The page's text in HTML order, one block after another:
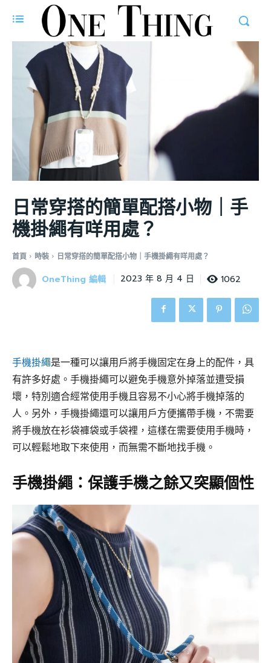
日常穿搭的簡單配搭小物｜手
機掛繩有咩用處？
首頁 時裝 日常穿搭的簡單配搭小物｜手機掛繩有咩用處？
OneThing 編輯 2023 年 8 月 4 日 1062
手機掛繩是一種可以讓用戶將手機固定在身上的配件，具
有許多好處。手機掛繩可以避免手機意外掉落並遭受損
壞，特別適合經常使用手機且容易不小心將手機掉落的
人。另外，手機掛繩還可以讓用戶方便攜帶手機，不需要
將手機放在衫袋褲袋或手袋裡，這樣在需要使用手機時，
可以輕鬆地取下來使用，而無需不斷地找手機。
手機掛繩：保護手機之餘又突顯個性